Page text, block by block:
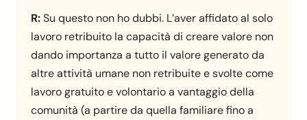
R:Su questo non ho dubbi. L’aver affidato al solo
lavoro retribuito la capacità di creare valore non
dando importanza a tutto il valore generato da
altre attività umane non retribuite e svolte come
lavoro gratuito e volontario a vantaggio della
comunità (a partire da quella familiare fino a